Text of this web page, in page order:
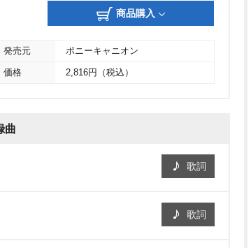
商品購入
発売元 ポニーキャニオン
価格 2,816円（税込）
曲
歌詞
歌詞